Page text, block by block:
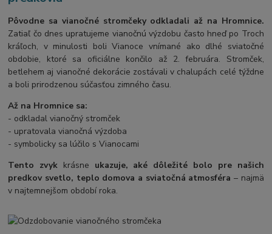
Pôvodne sa vianočné stromčeky odkladali až na Hromnice.
Zatiaľ čo dnes upratujeme vianočnú výzdobu často hneď po Troch
kráľoch, v minulosti boli Vianoce vnímané ako dlhé sviatočné
obdobie, ktoré sa oficiálne končilo až 2. februára. Stromček,
betlehem aj vianočné dekorácie zostávali v chalupách celé týždne
a boli prirodzenou súčasťou zimného času.
Až na Hromnice sa:
- odkladal vianočný stromček
- upratovala vianočná výzdoba
- symbolicky sa lúčilo s Vianocami
Tento zvykkrásne ukazuje, aké dôležité bolo pre našich
predkov svetlo, teplo domova a sviatočná atmosféra – najmä
v najtemnejšom období roka.